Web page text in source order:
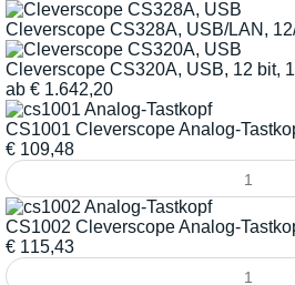
Cleverscope CS328A, USB/LAN,
Cleverscope CS320A, USB, 12 bit,
ab € 1.642,20
CS1001 Cleverscope Analog-
€ 109,48
CS1002 Cleverscope Analog-
€ 115,43